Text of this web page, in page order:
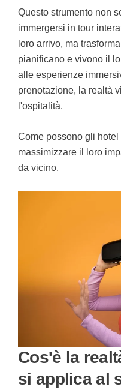
Questo strumento non
immergersi in tour
loro arrivo, ma
pianificano e vivono il
alle esperienze
prenotazione, la realtà
l'ospitalità.
Come possono gli
massimizzare il loro
da vicino.
Cos'è la
si applica al